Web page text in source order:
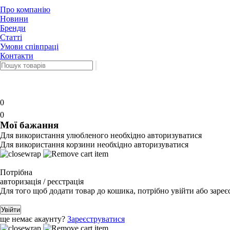
Про компанію
Новини
Бренди
Статті
Умови співпраці
Контакти
0
0
Мої бажання
Для використання улюбленого необхідно авторизуватися
Для використання корзини необхідно авторизуватися
Потрібна
авторизація / реєстрація
Для того щоб додати товар до кошика, потрібно увійти або
Увійти
ще немає акаунту? Зареєструватися